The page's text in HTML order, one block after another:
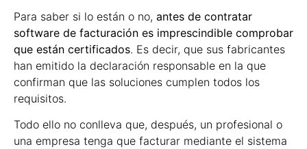
Para saber si lo están o no, antes de contratar
software de facturación es imprescindible comprobar
que están certificados. Es decir, que sus fabricantes
han emitido la declaración responsable en la que
confirman que las soluciones cumplen todos los
requisitos.
Todo ello no conlleva que, después, un profesional o
una empresa tenga que facturar mediante el sistema